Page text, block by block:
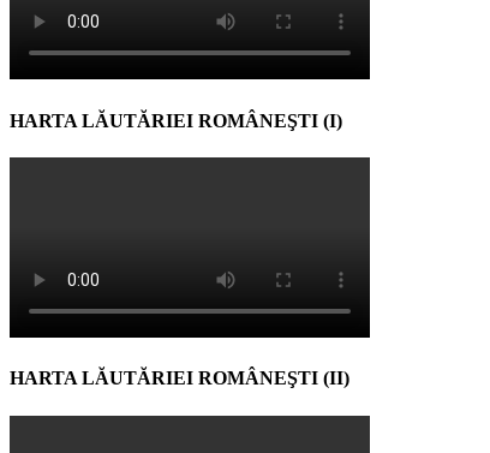
HARTA LĂUTĂRIEI ROMÂNEŞTI (I)
HARTA LĂUTĂRIEI ROMÂNEŞTI (II)